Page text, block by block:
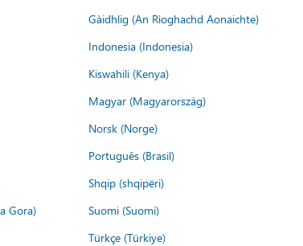
Gàidhlig (An Rìoghachd Aonaichte)
Indonesia (Indonesia)
Kiswahili (Kenya)
Magyar (Magyarország)
Norsk (Norge)
Português (Brasil)
Shqip (shqipëri)
Gora)
Suomi (Suomi)
Türkçe (Türkiye)